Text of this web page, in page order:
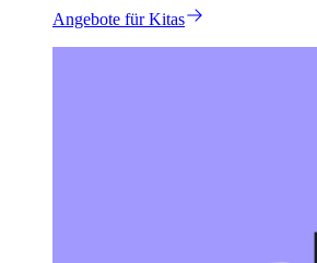
Angebote für Kitas